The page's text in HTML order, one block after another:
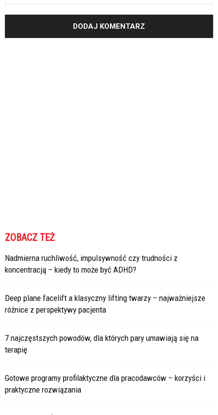
ZOBACZ TEŻ
Nadmierna ruchliwość, impulsywność czy trudności z
koncentracją – kiedy to może być ADHD?
Deep plane facelift a klasyczny lifting twarzy – najważniejsze
różnice z perspektywy pacjenta
7 najczęstszych powodów, dla których pary umawiają się na
terapię
Gotowe programy profilaktyczne dla pracodawców – korzyści i
praktyczne rozwiązania